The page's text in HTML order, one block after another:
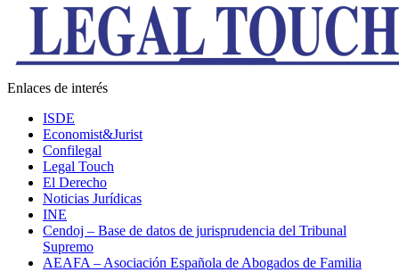
Enlaces de interés
ISDE
Economist&Jurist
Confilegal
Legal Touch
El Derecho
Noticias Jurídicas
INE
Cendoj – Base de datos de jurisprudencia del Tribunal
Supremo
AEAFA – Asociación Española de Abogados de Familia